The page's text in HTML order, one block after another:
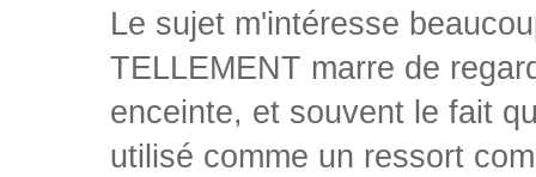
Le sujet m'intéresse
TELLEMENT marre de
enceinte, et souvent le fait
utilisé comme un ressort